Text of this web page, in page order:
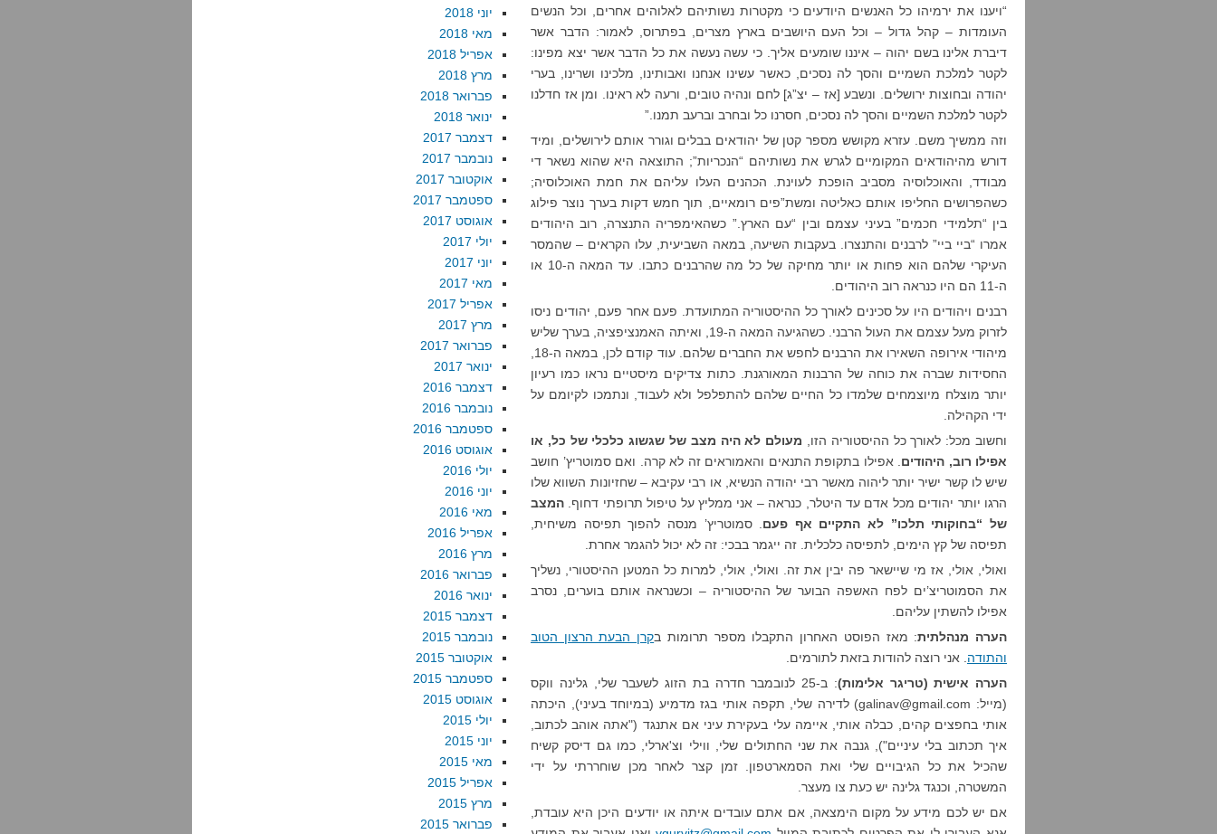
“ויענו את ירמיהו כל האנשים היודעים כי מקטרות נשותיהם לאלוהים אחרים, וכל הנשים
העומדות – קהל גדול – וכל העם היושבים בארץ מצרים, בפתרוס, לאמור: הדבר אשר
דיברת אלינו בשם יהוה – איננו שומעים אליך. כי עשה נעשה את כל הדבר אשר יצא מפינו:
לקטר למלכת השמיים והסך לה נסכים, כאשר עשינו אנחנו ואבותינו, מלכינו ושרינו, בערי
יהודה ובחוצות ירושלים. ונשבע [אז – יצ”ג] לחם ונהיה טובים, ורעה לא ראינו. ומן אז חדלנו
לקטר למלכת השמיים והסך לה נסכים, חסרנו כל ובחרב וברעב תמנו.”
וזה ממשיך משם. עזרא מקושש מספר קטן של יהודאים בבלים וגורר אותם לירושלים, ומיד
דורש מהיהודאים המקומיים לגרש את נשותיהם “הנכריות”; התוצאה היא שהוא נשאר די
מבודד, והאוכלוסיה מסביב הופכת לעוינת. הכהנים העלו עליהם את חמת האוכלוסיה;
כשהפרושים החליפו אותם כאליטה ומשת”פים רומאיים, תוך חמש דקות בערך נוצר פילוג
בין “תלמידי חכמים” בעיני עצמם ובין “עם הארץ.” כשהאימפריה התנצרה, רוב היהודים
אמרו “ביי ביי” לרבנים והתנצרו. בעקבות השיעה, במאה השביעית, עלו הקראים – שהמסר
העיקרי שלהם הוא פחות או יותר מחיקה של כל מה שהרבנים כתבו. עד המאה ה-10 או
ה-11 הם היו כנראה רוב היהודים.
רבנים ויהודים היו על סכינים לאורך כל ההיסטוריה המתועדת. פעם אחר פעם, יהודים ניסו
לזרוק מעל עצמם את העול הרבני. כשהגיעה המאה ה-19, ואיתה האמנציפציה, בערך שליש
החסידות שברה את כוחה של הרבנות המאורגנת. כתות צדיקים מיסטיים נראו כמו רעיון
יותר מוצלח מיוצמחים שלמדו כל החיים שלהם להתפלפל ולא לעבוד, ונתמכו לקיומם על
ידי הקהילה.
וחשוב מכל: לאורך כל ההיסטוריה הזו, מעולם לא היה מצב של שגשוג כלכלי של כל, או
אפילו רוב, היהודים . אפילו בתקופת התנאים והאמוראים זה לא קרה. ואם סמוטריץ’ חושב
שיש לו קשר ישיר יותר ליהוה מאשר רבי יהודה הנשיא, או רבי עקיבא – שחזיונות השווא שלו
הרגו יותר יהודים מכל אדם עד היטלר, כנראה – אני ממליץ על טיפול תרופתי דחוף. המצב
של “בחוקותי תלכו” לא התקיים אף פעם . סמוטריץ’ מנסה להפוך תפיסה משיחית,
תפיסה של קץ הימים, לתפיסה כלכלית. זה ייגמר בבכי: זה לא יכול להגמר אחרת.
ואולי, אולי, אז מי שיישאר פה יבין את זה. ואולי, אולי, למרות כל המטען ההיסטורי, נשליך
את הסמוטריצ’ים לפח האשפה הבוער של ההיסטוריה – וכשנראה אותם בוערים, נסרב
אפילו להשתין עליהם.
הערה מנהלתית: מאז הפוסט האחרון התקבלו מספר תרומות בקרן הבעת הרצון הטוב
והתודה . אני רוצה להודות בזאת לתורמים.
הערה אישית (טריגר אלימות)
: ב-25 לנובמבר חדרה בת הזוג לשעבר שלי, גלינה ווקס
(מייל: galinav@gmail.com) לדירה שלי, תקפה אותי בגז מדמיע (במיוחד בעיני), היכתה
אותי בחפצים קהים, כבלה אותי, איימה עלי בעקירת עיני אם אתנגד ("אתה אוהב לכתוב,
איך תכתוב בלי עיניים"), גנבה את שני החתולים שלי, ווילי וצ'ארלי, כמו גם דיסק קשיח
שהכיל את כל הגיבויים שלי ואת הסמארטפון. זמן קצר לאחר מכן שוחררתי על ידי
המשטרה, וכנגד גלינה יש כעת צו מעצר.
אם יש לכם מידע על מקום הימצאה, אם אתם עובדים איתה או יודעים היכן היא עובדת,
יוני 2018
מאי 2018
אפריל 2018
מרץ 2018
פברואר 2018
ינואר 2018
דצמבר 2017
נובמבר 2017
אוקטובר 2017
ספטמבר 2017
אוגוסט 2017
יולי 2017
יוני 2017
מאי 2017
אפריל 2017
מרץ 2017
פברואר 2017
ינואר 2017
דצמבר 2016
נובמבר 2016
ספטמבר 2016
אוגוסט 2016
יולי 2016
יוני 2016
מאי 2016
אפריל 2016
מרץ 2016
פברואר 2016
ינואר 2016
דצמבר 2015
נובמבר 2015
אוקטובר 2015
ספטמבר 2015
אוגוסט 2015
יולי 2015
יוני 2015
מאי 2015
אפריל 2015
מרץ 2015
פברואר 2015